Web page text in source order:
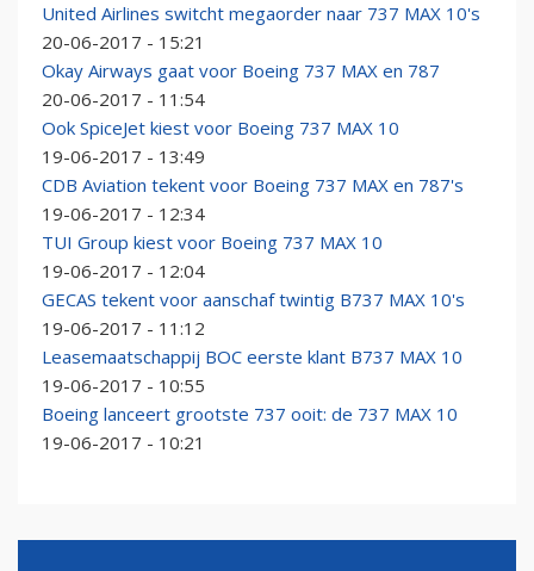
United Airlines switcht megaorder naar 737 MAX 10's
20-06-2017 - 15:21
Okay Airways gaat voor Boeing 737 MAX en 787
20-06-2017 - 11:54
Ook SpiceJet kiest voor Boeing 737 MAX 10
19-06-2017 - 13:49
CDB Aviation tekent voor Boeing 737 MAX en 787's
19-06-2017 - 12:34
TUI Group kiest voor Boeing 737 MAX 10
19-06-2017 - 12:04
GECAS tekent voor aanschaf twintig B737 MAX 10's
19-06-2017 - 11:12
Leasemaatschappij BOC eerste klant B737 MAX 10
19-06-2017 - 10:55
Boeing lanceert grootste 737 ooit: de 737 MAX 10
19-06-2017 - 10:21